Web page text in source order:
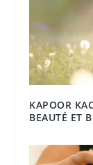
KAPOOR
BEAUTÉ ET